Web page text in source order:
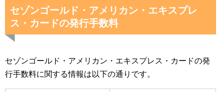
セゾンゴールド・アメリカン・エキスプレ
ス・カードの発行手数料
セゾンゴールド・アメリカン・エキスプレス・カードの発
行手数料に関する情報は以下の通りです。